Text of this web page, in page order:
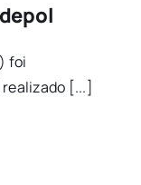
foi
[...]